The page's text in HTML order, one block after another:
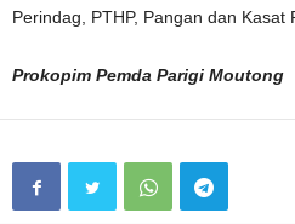
Perindag, PTHP, Pangan dan Kasat
Prokopim Pemda Parigi Moutong